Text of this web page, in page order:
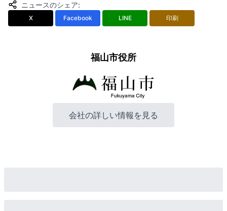
ニュースのシェア:
X Facebook LINE 印刷
福山市役所
会社の詳しい情報を見る